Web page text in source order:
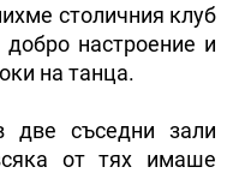
столичния клуб
настроение и
на танца.
две съседни зали
от тях имаше